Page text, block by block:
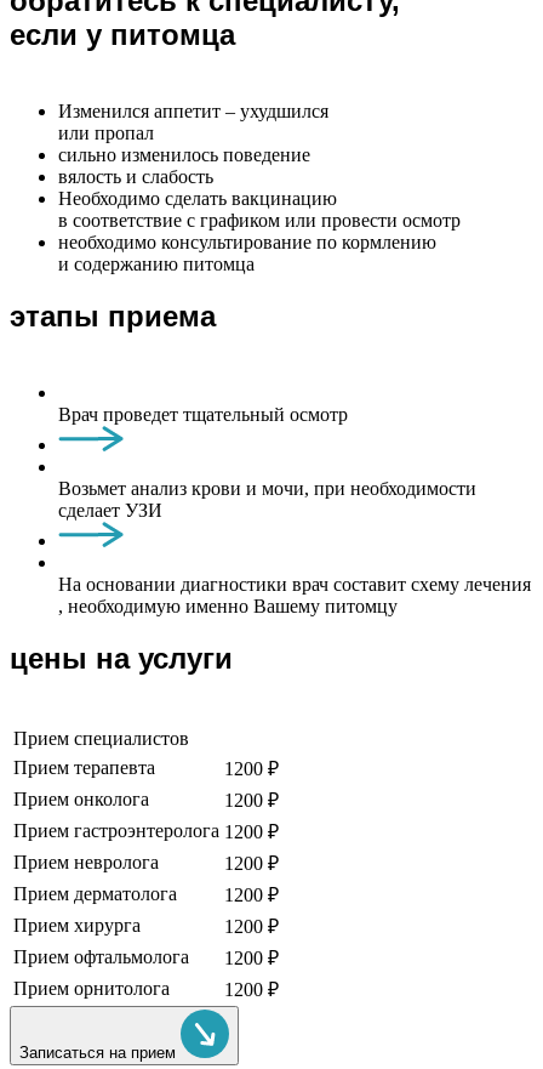
если у питомца
Изменился аппетит – ухудшился
или пропал
сильно изменилось поведение
вялость и слабость
Необходимо сделать вакцинацию
в соответствие с графиком или провести осмотр
необходимо консультирование по кормлению
и содержанию питомца
этапы приема
Врач проведет тщательный осмотр
Возьмет анализ крови и мочи, при необходимости
сделает УЗИ
На основании диагностики врач составит схему лечения
, необходимую именно Вашему питомцу
цены на услуги
Прием специалистов
Прием терапевта
1200 ₽
Прием онколога
1200 ₽
Прием гастроэнтеролога 1200 ₽
Прием невролога
1200 ₽
Прием дерматолога
1200 ₽
Прием хирурга
1200 ₽
Прием офтальмолога
1200 ₽
Прием орнитолога
1200 ₽
Записаться на прием